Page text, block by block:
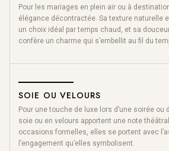
Pour les mariages en plein air ou à
élégance décontractée. Sa texture naturelle
un choix idéal par temps chaud, et sa
confère un charme qui s’embellit au fil du
SOIE OU VELOURS
Pour une touche de luxe lors d’une soirée ou
soie ou en velours apportent une note
occasions formelles, elles se portent avec
l’engagement qu’elles symbolisent.